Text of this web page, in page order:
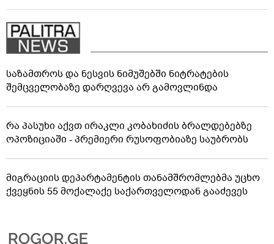
საზამთროს და ნესვის ნიმუშებში ნიტრატების
შემცველობაზე დარღვევა არ გამოვლინდა
რა პასუხი აქვთ ირაკლი კობახიძის ბრალდებებზე
ოპოზიციაში - პრემიერი რუსოფობიაზე საუბრობს
მიგრაციის დეპარტამენტის თანამშრომლებმა უცხო
ქვეყნის 55 მოქალაქე საქართველოდან გააძევეს